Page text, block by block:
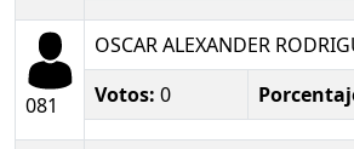
081
OSCAR ALEXANDER
Votos: 0